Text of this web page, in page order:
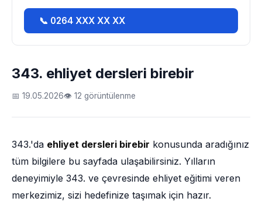
343. ehliyet dersleri birebir
📅 19.05.2026👁 12 görüntülenme
343.'da ehliyet dersleri birebir konusunda aradığınız
tüm bilgilere bu sayfada ulaşabilirsiniz. Yılların
deneyimiyle 343. ve çevresinde ehliyet eğitimi veren
merkezimiz, sizi hedefinize taşımak için hazır.
📞 0264 XXX XX XX